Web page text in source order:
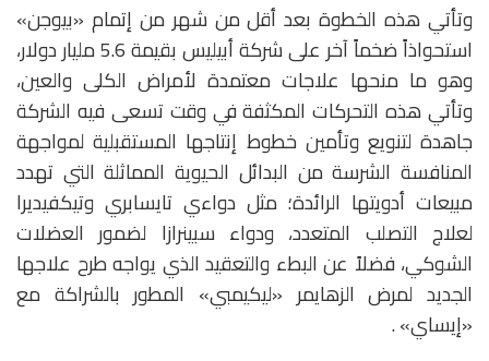
وتأتي هذه الخطوة بعد أقل من شهر من إتمام «بيوجن»
استحواذاً ضخماً آخر على شركة أبيليس بقيمة 5.6 مليار دولار،
وهو ما منحها علاجات معتمدة لأمراض الكلى والعين،
وتأتي هذه التحركات المكثفة في وقت تسعى فيه الشركة
جاهدة لتنويع وتأمين خطوط إنتاجها المستقبلية لمواجهة
المنافسة الشرسة من البدائل الحيوية المماثلة التي تهدد
مبيعات أدويتها الرائدة؛ مثل دواءي تايسابري وتيكفيديرا
لعلاج التصلب المتعدد، ودواء سبينرازا لضمور العضلات
الشوكي، فضلاً عن البطء والتعقيد الذي يواجه طرح علاجها
الجديد لمرض الزهايمر «ليكيمبي» المطور بالشراكة مع
«إيساي» .